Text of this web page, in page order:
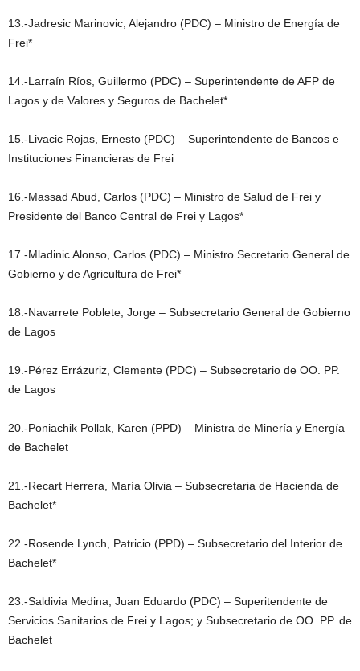
13.-Jadresic Marinovic, Alejandro (PDC) – Ministro de Energía de
Frei*
14.-Larraín Ríos, Guillermo (PDC) – Superintendente de AFP de
Lagos y de Valores y Seguros de Bachelet*
15.-Livacic Rojas, Ernesto (PDC) – Superintendente de Bancos e
Instituciones Financieras de Frei
16.-Massad Abud, Carlos (PDC) – Ministro de Salud de Frei y
Presidente del Banco Central de Frei y Lagos*
17.-Mladinic Alonso, Carlos (PDC) – Ministro Secretario General de
Gobierno y de Agricultura de Frei*
18.-Navarrete Poblete, Jorge – Subsecretario General de Gobierno
de Lagos
19.-Pérez Errázuriz, Clemente (PDC) – Subsecretario de OO. PP.
de Lagos
20.-Poniachik Pollak, Karen (PPD) – Ministra de Minería y Energía
de Bachelet
21.-Recart Herrera, María Olivia – Subsecretaria de Hacienda de
Bachelet*
22.-Rosende Lynch, Patricio (PPD) – Subsecretario del Interior de
Bachelet*
23.-Saldivia Medina, Juan Eduardo (PDC) – Superitendente de
Servicios Sanitarios de Frei y Lagos; y Subsecretario de OO. PP. de
Bachelet